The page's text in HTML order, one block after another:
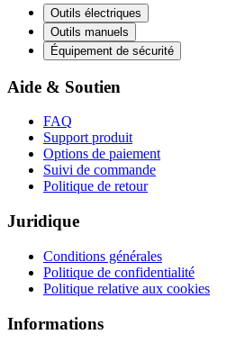
Outils électriques
Outils manuels
Équipement de sécurité
Aide & Soutien
FAQ
Support produit
Options de paiement
Suivi de commande
Politique de retour
Juridique
Conditions générales
Politique de confidentialité
Politique relative aux cookies
Informations